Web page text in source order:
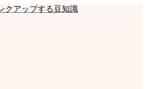
クアップする豆知識